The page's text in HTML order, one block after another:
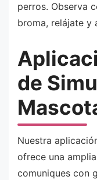
perros. Observa
broma, relájate y
de
Nuestra
ofrece una
comuniques con